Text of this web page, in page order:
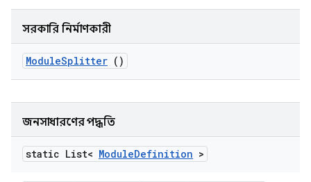
সরকারি নির্মাণকারী
ModuleSplitter ()
জনসাধারণের পদ্ধতি
static List< ModuleDefinition >